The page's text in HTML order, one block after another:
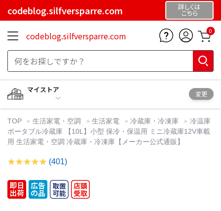
codeblog.silfversparre.com 詳しくは
こちら
codeblog.silfversparre.com 0
マイストア
変更
TOP 生活家電・空調 生活家電 冷蔵庫・冷凍庫
冷温庫
ポータブル冷蔵庫 【10L】小型 保冷・保温用 ミニ冷蔵庫12V車載
用 生活家電・空調 冷蔵庫・冷凍庫【メーカー公式通販】
(401)